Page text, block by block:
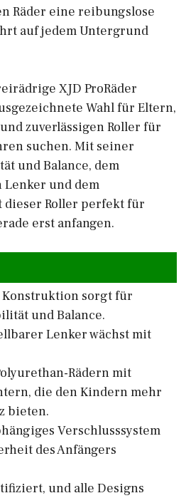
Räder eine reibungslose
auf jedem Untergrund
XJD ProRäder
Wahl für Eltern,
zuverlässigen Roller für
suchen. Mit seiner
und Balance, dem
und dem
dieser Roller perfekt für
erst anfangen.
sorgt für
und Balance.
Lenker wächst mit
Rädern mit
die den Kindern mehr
bieten.
Verschlusssystem
des Anfängers
und alle Designs